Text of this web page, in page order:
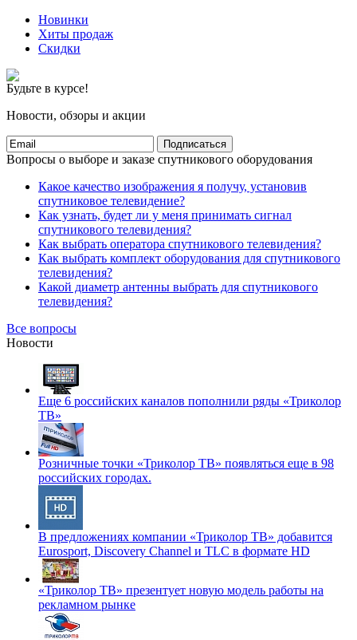
Новинки
Хиты продаж
Скидки
Будьте в курсе!
Новости, обзоры и акции
Подписаться
Вопросы о выборе и заказе спутникового оборудования
Какое качество изображения я получу, установив
спутниковое телевидение?
Как узнать, будет ли у меня принимать сигнал
спутникового телевидения?
Как выбрать оператора спутникового телевидения?
Как выбрать комплект оборудования для спутникового
телевидения?
Какой диаметр антенны выбрать для спутникового
телевидения?
Все вопросы
Новости
Еще 6 российских каналов пополнили ряды «Триколор
ТВ»
Розничные точки «Триколор ТВ» появляться еще в 98
российских городах.
В предложениях компании «Триколор ТВ» добавится
Eurosport, Discovery Channel и TLC в формате HD
«Триколор ТВ» презентует новую модель работы на
рекламном рынке